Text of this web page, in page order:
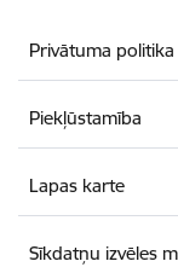
Privātuma politika
Piekļūstamība
Lapas karte
Sīkdatņu izvēles